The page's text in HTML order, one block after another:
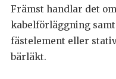
Främst handlar det
kabelförläggning
fästelement eller
bärläkt.